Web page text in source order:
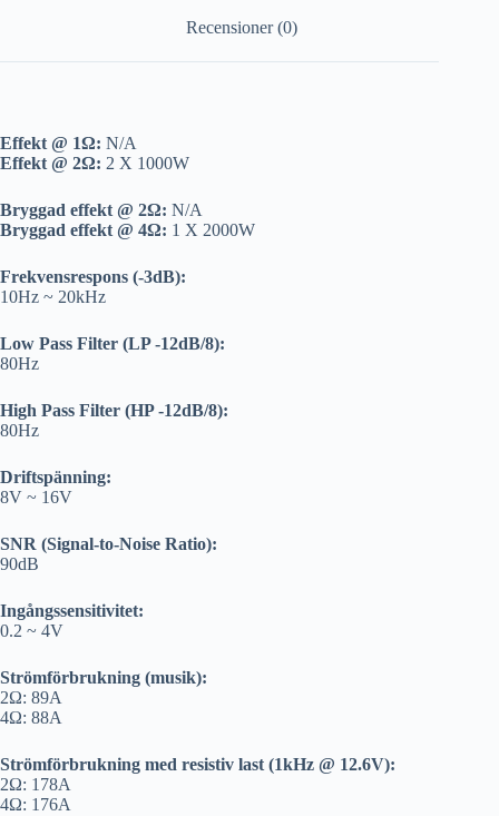
Recensioner (0)
Effekt @ 1Ω: N/A
Effekt @ 2Ω: 2 X 1000W
Bryggad effekt @ 2Ω: N/A
Bryggad effekt @ 4Ω: 1 X 2000W
Frekvensrespons (-3dB):
10Hz ~ 20kHz
Low Pass Filter (LP -12dB/8):
80Hz
High Pass Filter (HP -12dB/8):
80Hz
Driftspänning:
8V ~ 16V
SNR (Signal-to-Noise Ratio):
90dB
Ingångssensitivitet:
0.2 ~ 4V
Strömförbrukning (musik):
2Ω: 89A
4Ω: 88A
Strömförbrukning med resistiv last (1kHz @ 12.6V):
2Ω: 178A
4Ω: 176A